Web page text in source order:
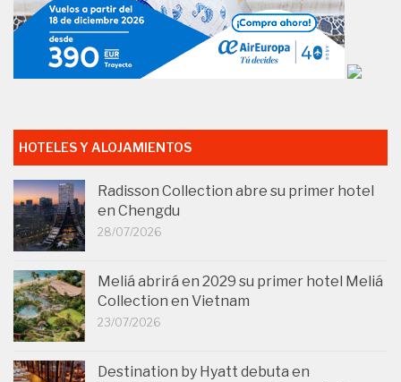
HOTELES Y ALOJAMIENTOS
Radisson Collection abre su primer hotel
en Chengdu
28/07/2026
Meliá abrirá en 2029 su primer hotel Meliá
Collection en Vietnam
23/07/2026
Destination by Hyatt debuta en